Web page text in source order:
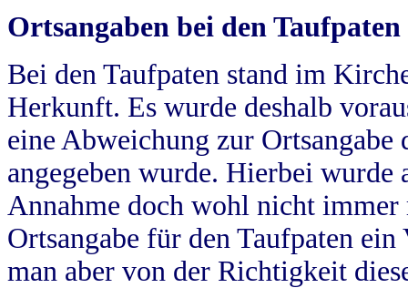
Ortsangaben bei den Taufpaten
Bei den Taufpaten stand im
Herkunft. Es wurde deshalb
eine Abweichung zur
angegeben wurde. Hierbei wurde
Annahme doch wohl nicht
Ortsangabe für den Taufpaten
man aber von der Richtigkeit